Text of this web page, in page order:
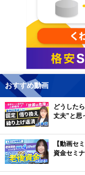
おすすめ動画
どうした
丈夫”と思
【動画セ
資金セミ